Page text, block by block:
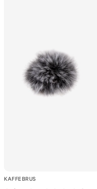
KAFFEBRUS